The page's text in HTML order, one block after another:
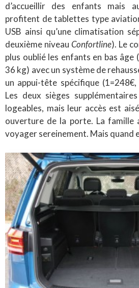
d’accueillir des enfants mais
profitent de tablettes type
USB ainsi qu’une climatisation
deuxième niveau Confortline). Le
plus oublié les enfants en bas
36 kg) avec un système de
un appui-tête spécifique
Les deux sièges
logeables, mais leur accès est
ouverture de la porte. La famille
voyager sereinement. Mais quand